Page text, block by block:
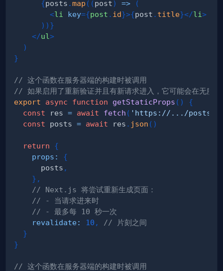
{posts .map ( (post) =>
(
<li key={post . id}>{post . title}</li>
) ) }
</ul>
)
}
// 这个函数在服务器端的构建时被调用
// 如果启用了重新验证并且有新请求进入，它可能会在无服务
export
async function getStaticProps ( )
{
const res = await fetch ( 'https://.../posts'
const posts = await res . json ( )
return
{
props :
{
      posts
,
} ,
// Next.js 将尝试重新生成页面：
// - 当请求进来时
// - 最多每 10 秒一次
revalidate: 10 ,
// 片刻之间
}
}
// 这个函数在服务器端的构建时被调用